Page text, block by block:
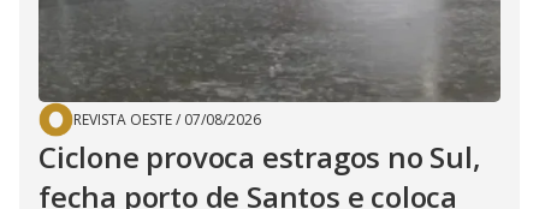
REVISTA OESTE/ 07/08/2026
Ciclone provoca estragos no Sul,
fecha porto de Santos e coloca